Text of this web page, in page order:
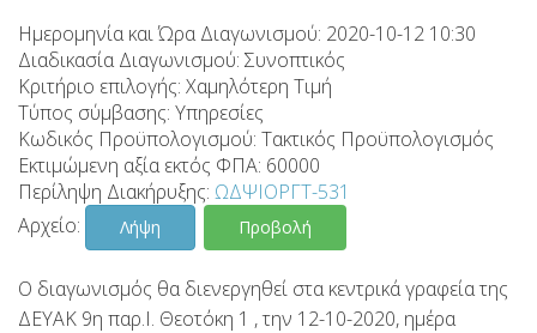
Ημερομηνία και Ώρα Διαγωνισμού: 2020-10-12 10:30
Διαδικασία Διαγωνισμού: Συνοπτικός
Κριτήριο επιλογής: Χαμηλότερη Τιμή
Τύπος σύμβασης: Υπηρεσίες
Κωδικός Προϋπολογισμού: Τακτικός Προϋπολογισμός
Εκτιμώμενη αξία εκτός ΦΠΑ: 60000
Περίληψη Διακήρυξης: ΩΔΨΙΟΡΓΤ-531
Αρχείο:
Λήψη Προβολή
Ο διαγωνισμός θα διενεργηθεί στα κεντρικά γραφεία της
ΔΕΥΑΚ 9η παρ.Ι. Θεοτόκη 1 , την 12-10-2020, ημέρα